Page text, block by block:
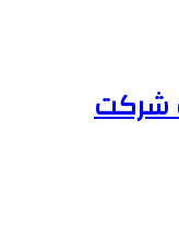
یک شرکت